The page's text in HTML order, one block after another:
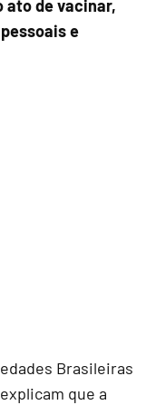
ato de vacinar,
e
Brasileiras
que a